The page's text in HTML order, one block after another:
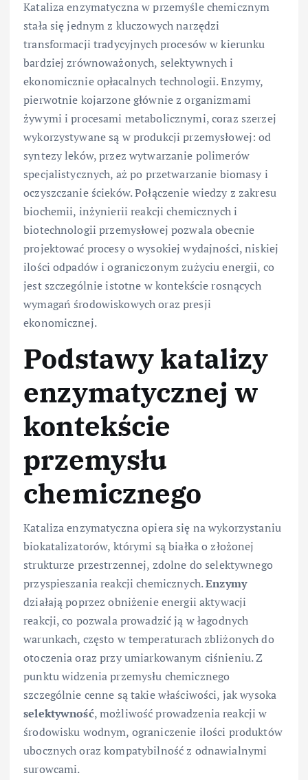
Kataliza enzymatyczna w przemyśle chemicznym
stała się jednym z kluczowych narzędzi
transformacji tradycyjnych procesów w kierunku
bardziej zrównoważonych, selektywnych i
ekonomicznie opłacalnych technologii. Enzymy,
pierwotnie kojarzone głównie z organizmami
żywymi i procesami metabolicznymi, coraz szerzej
wykorzystywane są w produkcji przemysłowej: od
syntezy leków, przez wytwarzanie polimerów
specjalistycznych, aż po przetwarzanie biomasy i
oczyszczanie ścieków. Połączenie wiedzy z zakresu
biochemii, inżynierii reakcji chemicznych i
biotechnologii przemysłowej pozwala obecnie
projektować procesy o wysokiej wydajności, niskiej
ilości odpadów i ograniczonym zużyciu energii, co
jest szczególnie istotne w kontekście rosnących
wymagań środowiskowych oraz presji
ekonomicznej.
Podstawy katalizy
enzymatycznej w
kontekście
przemysłu
chemicznego
Kataliza enzymatyczna opiera się na wykorzystaniu
biokatalizatorów, którymi są białka o złożonej
strukturze przestrzennej, zdolne do selektywnego
przyspieszania reakcji chemicznych.Enzymy
działają poprzez obniżenie energii aktywacji
reakcji, co pozwala prowadzić ją w łagodnych
warunkach, często w temperaturach zbliżonych do
otoczenia oraz przy umiarkowanym ciśnieniu. Z
punktu widzenia przemysłu chemicznego
szczególnie cenne są takie właściwości, jak wysoka
selektywność, możliwość prowadzenia reakcji w
środowisku wodnym, ograniczenie ilości produktów
ubocznych oraz kompatybilność z odnawialnymi
surowcami.